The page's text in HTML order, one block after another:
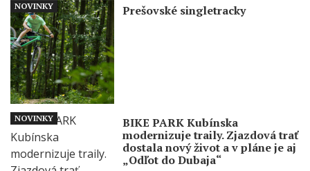
Prešovské singletracky
NOVINKY
BIKE PARK Kubínska
modernizuje traily. Zjazdová trať
dostala nový život a v pláne je aj
„Odľot do Dubaja“
NOVINKY